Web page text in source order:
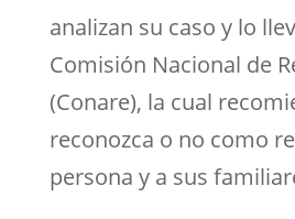
analizan su caso y lo
Comisión Nacional de
(Conare), la cual
reconozca o no como
persona y a sus